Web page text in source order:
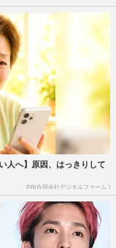
人へ】原因、はっきりして
PR(合同会社デジタルファーム )